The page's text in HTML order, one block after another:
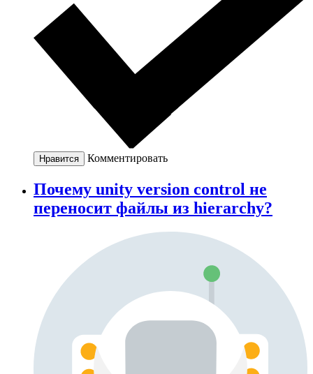
Нравится Комментировать
Почему unity version control не
переносит файлы из hierarchy?